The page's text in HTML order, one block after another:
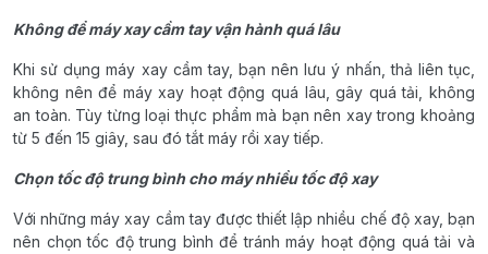
Không để máy xay cầm tay vận hành quá lâu
Khi sử dụng máy xay cầm tay, bạn nên lưu ý nhấn, thả liên tục,
không nên để máy xay hoạt động quá lâu, gây quá tải, không
an toàn. Tùy từng loại thực phẩm mà bạn nên xay trong khoảng
từ 5 đến 15 giây, sau đó tắt máy rồi xay tiếp.
Chọn tốc độ trung bình cho máy nhiều tốc độ xay
Với những máy xay cầm tay được thiết lập nhiều chế độ xay, bạn
nên chọn tốc độ trung bình để tránh máy hoạt động quá tải và